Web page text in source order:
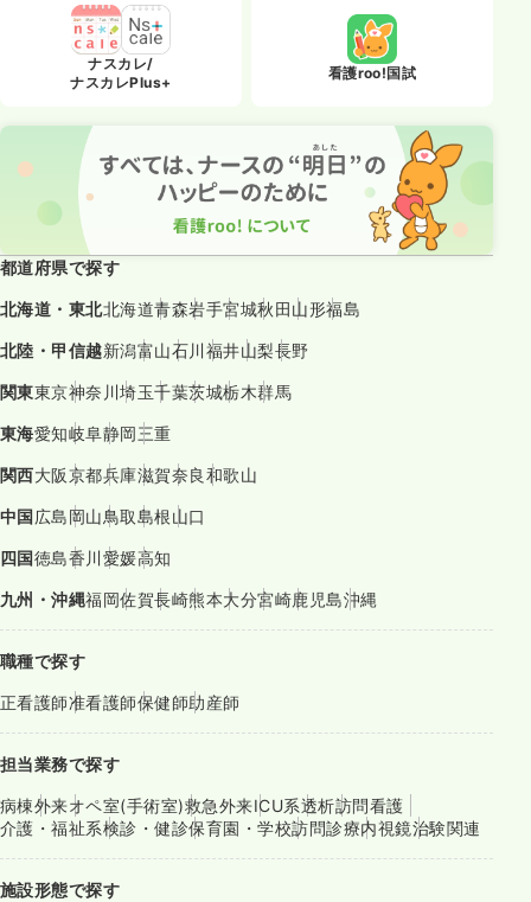
ナスカレ/
ナスカレPlus+
看護roo!国試
都道府県で探す
北海道・東北北海道青森岩手宮城秋田山形福島
北陸・甲信越新潟富山石川福井山梨長野
関東東京神奈川埼玉千葉茨城栃木群馬
東海愛知岐阜静岡三重
関西大阪京都兵庫滋賀奈良和歌山
中国広島岡山鳥取島根山口
四国徳島香川愛媛高知
九州・沖縄福岡佐賀長崎熊本大分宮崎鹿児島沖縄
職種で探す
正看護師准看護師保健師助産師
担当業務で探す
病棟外来オペ室(手術室)救急外来ICU系透析訪問看護
介護・福祉系検診・健診保育園・学校訪問診療内視鏡治験関連
施設形態で探す